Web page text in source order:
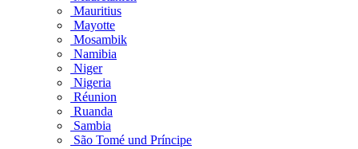
Mauritius
Mayotte
Mosambik
Namibia
Niger
Nigeria
Réunion
Ruanda
Sambia
São Tomé und Príncipe